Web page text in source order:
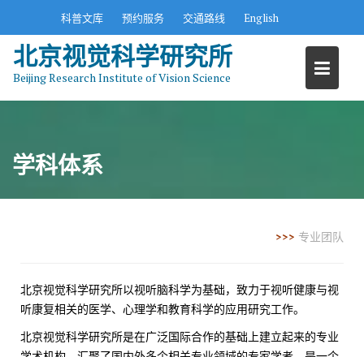
e
科普文库 预约服务 交通路线 English
北京视觉科学研究所
Beijing Research Institute of Vision Science
学科体系
>>> 专业团队
北京视觉科学研究所以视听脑科学为基础，致力于视听健康与视
听康复相关的医学、心理学和教育科学的应用研究工作。
北京视觉科学研究所是在广泛国际合作的基础上建立起来的专业